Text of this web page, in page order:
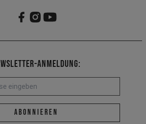
Anmeldung:
E-Mail-Adresse *
abonnieren